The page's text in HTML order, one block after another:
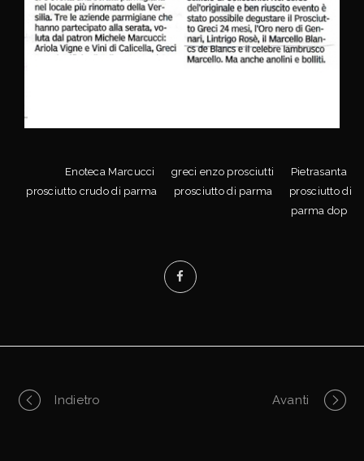
Enoteca Marcucci greci enzo prosciutti
Pietrasanta
prosciutto crudo di parma
prosciutto di parma
prosciutto di
parma dop
Portfolio
Indietro Avanti